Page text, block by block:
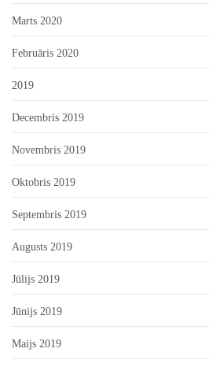
Marts 2020
Februāris 2020
2019
Decembris 2019
Novembris 2019
Oktobris 2019
Septembris 2019
Augusts 2019
Jūlijs 2019
Jūnijs 2019
Maijs 2019